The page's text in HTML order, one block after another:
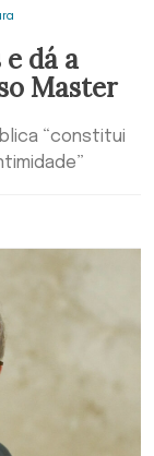
dá a
Master
“constitui